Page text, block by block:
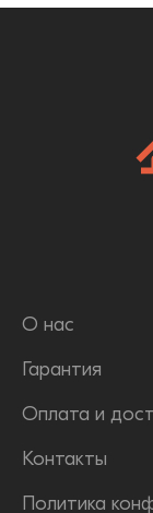
О нас
Гарантия
Оплата и
Контакты
Политика